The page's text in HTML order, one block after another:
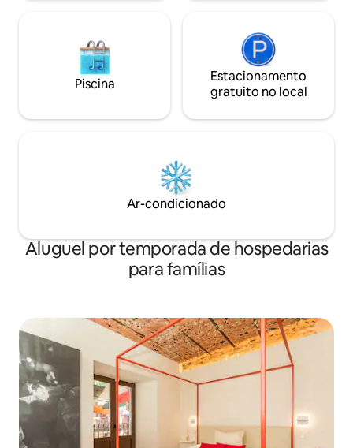
Piscina
Estacionamento
gratuito no local
Ar-condicionado
Aluguel por temporada de hospedarias
para famílias